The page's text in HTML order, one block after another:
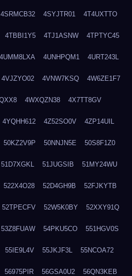
4SRMCB32 4SYJTR01 4T4UXTTO
4TBBI1Y5 4TJ1ASNW 4TPTYC45
4UMM8LXA 4UNHPQM1 4URT243L
4VJZYO02 4VNW7KSQ 4W6ZE1F7
4WXQZN38 4X7TT8GV
4YQHH612 4Z52SO0V 4ZP14UIL
50KZ2V9P 50NNJN5E 50S8F1Z0
51D7XGKL 51JUGSIB 51MY24WU
522X4O28 52D4GH9B 52FJKYTB
52TPECFV 52W5K0BY 52XXY91Q
53Z8FUAW 54PKU5CO 551HGV0S
55IE9L4V 55JKJF3L 55NCOA72
56975PIR 56GSA0U2 56QN3KEB